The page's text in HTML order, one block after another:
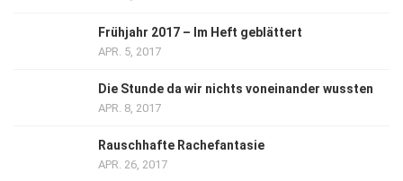
Frühjahr 2017 – Im Heft geblättert
APR. 5, 2017
Die Stunde da wir nichts voneinander wussten
APR. 8, 2017
Rauschhafte Rachefantasie
APR. 26, 2017